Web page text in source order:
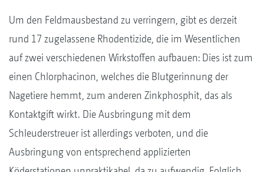
Um den Feldmausbestand zu verringern, gibt es derzeit
rund 17 zugelassene Rhodentizide, die im Wesentlichen
auf zwei verschiedenen Wirkstoffen aufbauen: Dies ist zum
einen Chlorphacinon, welches die Blutgerinnung der
Nagetiere hemmt, zum anderen Zinkphosphit, das als
Kontaktgift wirkt. Die Ausbringung mit dem
Schleuderstreuer ist allerdings verboten, und die
Ausbringung von entsprechend applizierten